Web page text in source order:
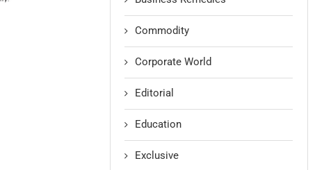
Commodity
Corporate World
Editorial
Education
Exclusive